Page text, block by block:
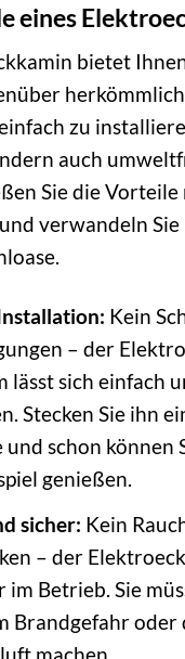
eines
bietet
zu
auch
Sie die
verwandeln
Kein
– der
lässt sich einfach
Stecken Sie ihn
und schon können
genießen.
sicher: Kein
– der
im Betrieb. Sie
Brandgefahr oder